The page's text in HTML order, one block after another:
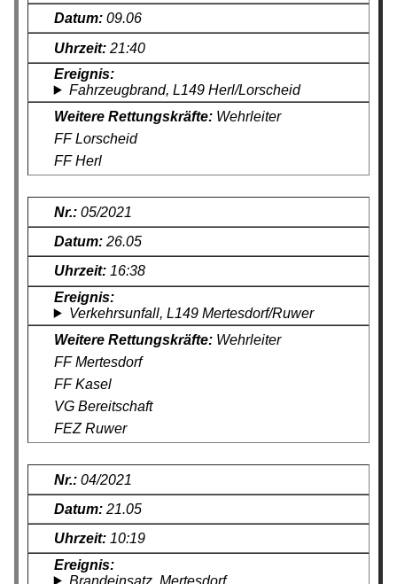
09.06
21:40
Fahrzeugbrand, L149 Herl/Lorscheid
Wehrleiter
FF Lorscheid
FF Herl
05/2021
26.05
16:38
Verkehrsunfall, L149 Mertesdorf/Ruwer
Wehrleiter
FF Mertesdorf
FF Kasel
VG Bereitschaft
FEZ Ruwer
04/2021
21.05
10:19
Brandeinsatz, Mertesdorf